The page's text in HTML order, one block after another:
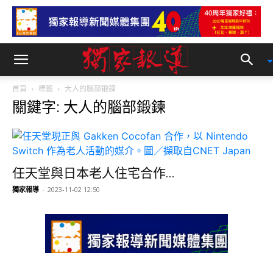
首頁 標籤 大人的腦部鍛鍊
關鍵字: 大人的腦部鍛鍊
任天堂與日本老人住宅合作...
獨家報導 - 2023-11-02 12:50